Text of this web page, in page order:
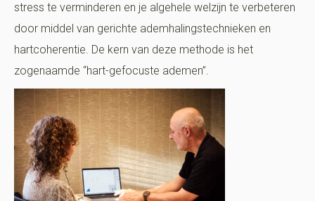
stress te verminderen en je algehele welzijn te verbeteren
door middel van gerichte ademhalingstechnieken en
hartcoherentie. De kern van deze methode is het
zogenaamde “hart-gefocuste ademen”.